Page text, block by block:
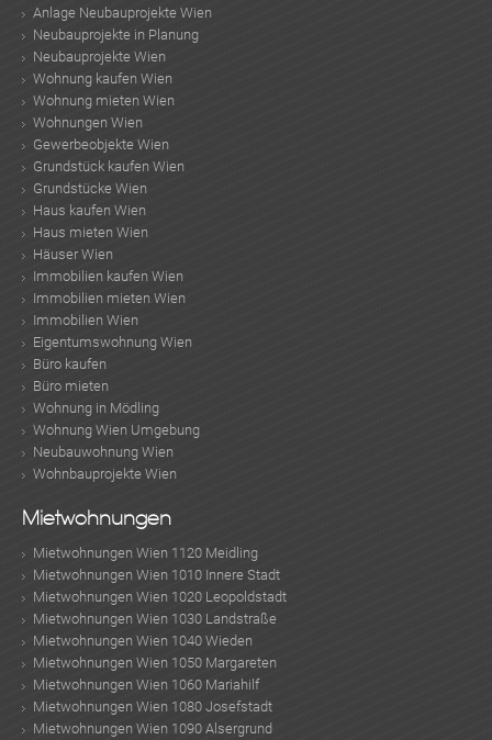
Anlage Neubauprojekte Wien
Neubauprojekte in Planung
Neubauprojekte Wien
Wohnung kaufen Wien
Wohnung mieten Wien
Wohnungen Wien
Gewerbeobjekte Wien
Grundstück kaufen Wien
Grundstücke Wien
Haus kaufen Wien
Haus mieten Wien
Häuser Wien
Immobilien kaufen Wien
Immobilien mieten Wien
Immobilien Wien
Eigentumswohnung Wien
Büro kaufen
Büro mieten
Wohnung in Mödling
Wohnung Wien Umgebung
Neubauwohnung Wien
Wohnbauprojekte Wien
Mietwohnungen
Mietwohnungen Wien 1120 Meidling
Mietwohnungen Wien 1010 Innere Stadt
Mietwohnungen Wien 1020 Leopoldstadt
Mietwohnungen Wien 1030 Landstraße
Mietwohnungen Wien 1040 Wieden
Mietwohnungen Wien 1050 Margareten
Mietwohnungen Wien 1060 Mariahilf
Mietwohnungen Wien 1080 Josefstadt
Mietwohnungen Wien 1090 Alsergrund